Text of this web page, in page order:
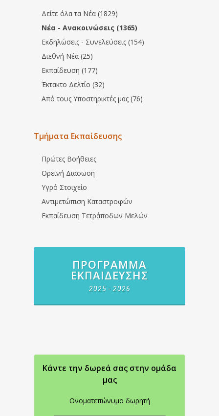
Δείτε όλα τα Νέα (1829)
Νέα - Ανακοινώσεις (1365)
Εκδηλώσεις - Συνελεύσεις (154)
Διεθνή Νέα (25)
Εκπαίδευση (177)
Έκτακτο Δελτίο (32)
Από τους Υποστηρικτές μας (76)
Τμήματα Εκπαίδευσης
Πρώτες Βοήθειες
Ορεινή Διάσωση
Υγρό Στοιχείο
Αντιμετώπιση Καταστροφών
Εκπαίδευση Τετράποδων Μελών
ΠΡΌΓΡΑΜΜΑ
ΕΚΠΑΊΔΕΥΣΗΣ
2025 - 2026
Κάντε την δωρεά σας στην oμάδα
μας
Ονοματεπώνυμο δωρητή